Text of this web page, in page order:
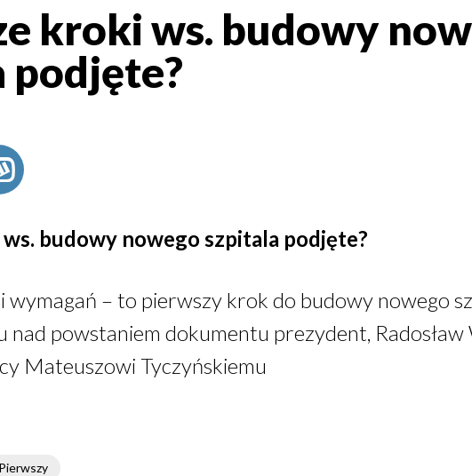
kroki ws. budowy
podjęte?
budowy nowego szpitala podjęte?
wymagań – to pierwszy krok do budowy nowego
nad powstaniem dokumentu prezydent,
Mateuszowi Tyczyńskiemu